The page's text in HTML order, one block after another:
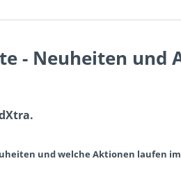
- Neuheiten und
und welche Aktionen laufen